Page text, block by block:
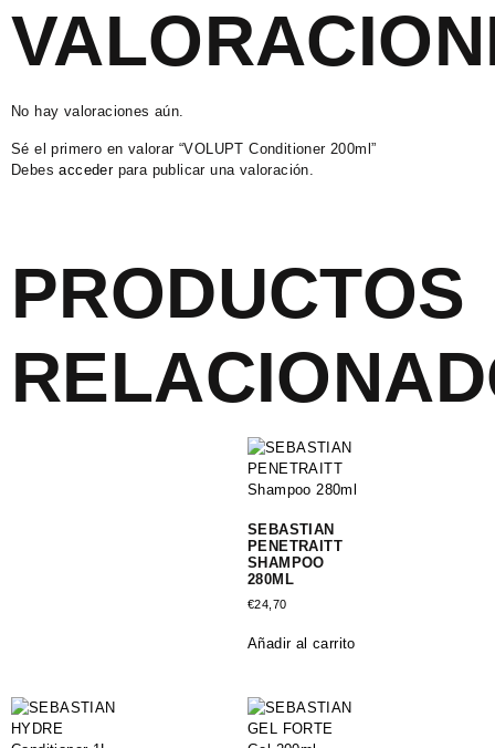
No hay valoraciones aún.
Sé el primero en valorar “VOLUPT Conditioner 200ml”
Debesaccederpara publicar una valoración.
PRODUCTOS
SEBASTIAN
PENETRAITT
SHAMPOO
280ML
€24,70
Añadir al carrito